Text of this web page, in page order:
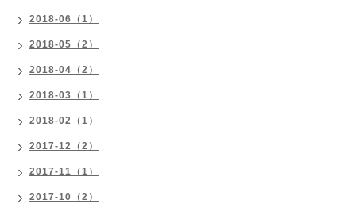
2018-06（1）
2018-05（2）
2018-04（2）
2018-03（1）
2018-02（1）
2017-12（2）
2017-11（1）
2017-10（2）